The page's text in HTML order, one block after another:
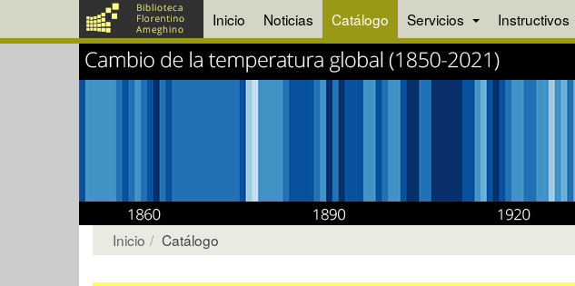
Inicio Noticias Catálogo Servicios Instructivos
Inicio Catálogo